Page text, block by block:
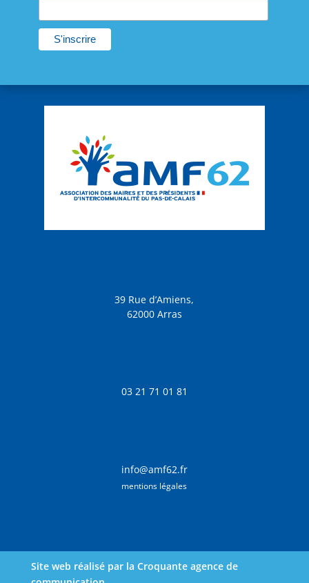
39 Rue d’Amiens,
62000 Arras
03 21 71 01 81
info@amf62.fr
mentions légales
Site web réalisé par la Croquante agence de